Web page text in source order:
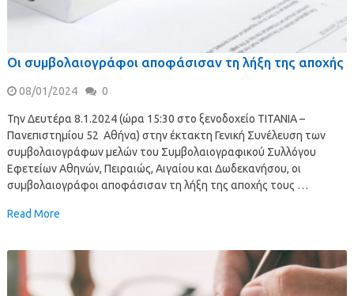
Οι συμβολαιογράφοι αποφάσισαν τη λήξη της αποχής
08/01/2024 0
Την Δευτέρα 8.1.2024 (ώρα 15:30 στο ξενοδοχείο ΤΙΤΑΝΙΑ –
Πανεπιστημίου 52 Αθήνα) στην έκτακτη Γενική Συνέλευση των
συμβολαιογράφων μελών του Συμβολαιογραφικού Συλλόγου
Εφετείων Αθηνών, Πειραιώς, Αιγαίου και Δωδεκανήσου, οι
συμβολαιογράφοι αποφάσισαν τη λήξη της αποχής τους …
Read More